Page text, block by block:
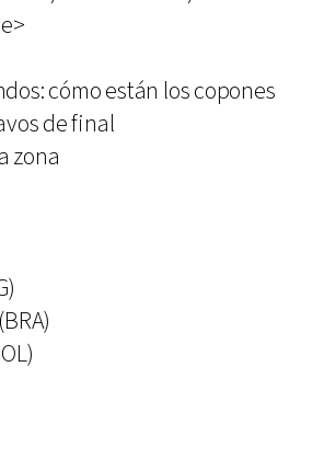
cómo están los copones
de final
zona